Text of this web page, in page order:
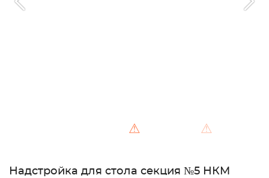
⚠ ⚠
Надстройка для стола секция №5 НКМ